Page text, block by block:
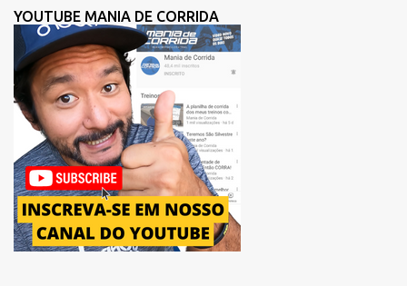
melhorar a fluidez dos atletas logo após a largada, contribuindo
para uma melhor distribuição dos corredores no início da corrida. A
mudança substitui o trecho do Elevado Presidente João Goulart por
um novo trajeto na região do Pacaembu e Barra Funda. Após a
Avenida Pacaembu, os corredores seguirão pela Avenida Doutor
Abraão Ribeiro, passando ao lado do Memorial da América Latina,
acessando a Avenida Norma Pieruccini Giannotti, a Avenida Rudge e
...
YOUTUBE MANIA DE CORRIDA